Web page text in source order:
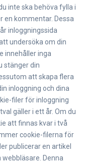
inte ska behöva fylla i
en kommentar. Dessa
inloggningssida
undersöka om din
innehåller inga
stänger din
att skapa flera
inloggning och dina
filer för inloggning
gäller i ett år. Om du
att finnas kvar i två
cookie-filerna för
publicerar en artikel
Denna